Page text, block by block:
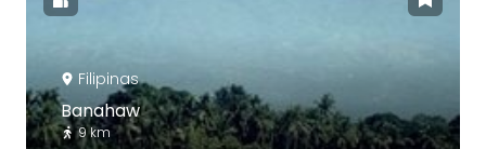
Filipinas
Banahaw
9 km